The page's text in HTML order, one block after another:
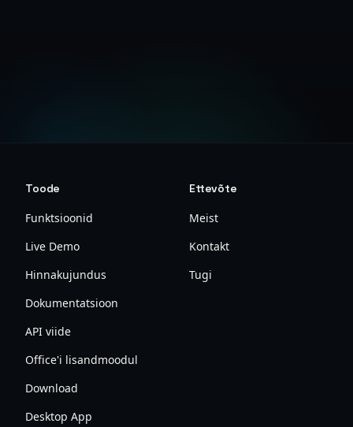
Toode
Funktsioonid
Live Demo
Hinnakujundus
Dokumentatsioon
API viide
Office'i lisandmoodul
Download
Desktop App
Ettevõte
Meist
Kontakt
Tugi